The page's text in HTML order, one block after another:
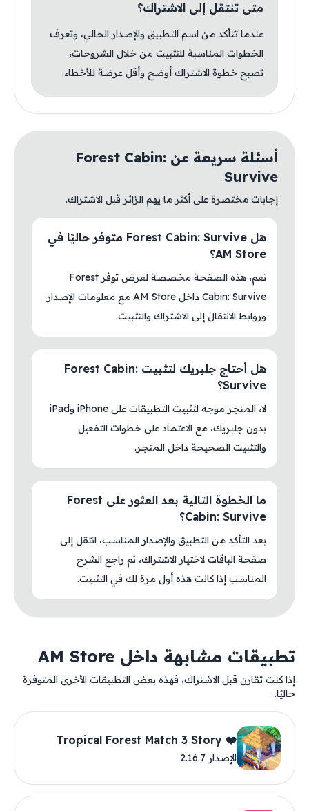
متى تنتقل إلى الاشتراك؟
عندما تتأكد من اسم التطبيق والإصدار الحالي، وتعرف
الخطوات المناسبة للتثبيت من خلال الشروحات،
تصبح خطوة الاشتراك أوضح وأقل عرضة للأخطاء.
أسئلة سريعة عن Forest Cabin:
Survive
إجابات مختصرة على أكثر ما يهم الزائر قبل الاشتراك.
هل Forest Cabin: Survive متوفر حاليًا في
AM Store؟
نعم، هذه الصفحة مخصصة لعرض توفر Forest
Cabin: Survive داخل AM Store مع معلومات الإصدار
وروابط الانتقال إلى الاشتراك والتثبيت.
هل أحتاج جلبريك لتثبيت Forest Cabin:
Survive؟
لا، المتجر موجه لتثبيت التطبيقات على iPhone وiPad
بدون جلبريك، مع الاعتماد على خطوات التفعيل
والتثبيت الصحيحة داخل المتجر.
ما الخطوة التالية بعد العثور على Forest
Cabin: Survive؟
بعد التأكد من التطبيق والإصدار المناسب، انتقل إلى
صفحة الباقات لاختيار الاشتراك، ثم راجع الشرح
المناسب إذا كانت هذه أول مرة لك في التثبيت.
تطبيقات مشابهة داخل AM Store
إذا كنت تقارن قبل الاشتراك، فهذه بعض التطبيقات الأخرى المتوفرة
حاليًا.
❤️ Tropical Forest Match 3 Story
الإصدار 2.16.7